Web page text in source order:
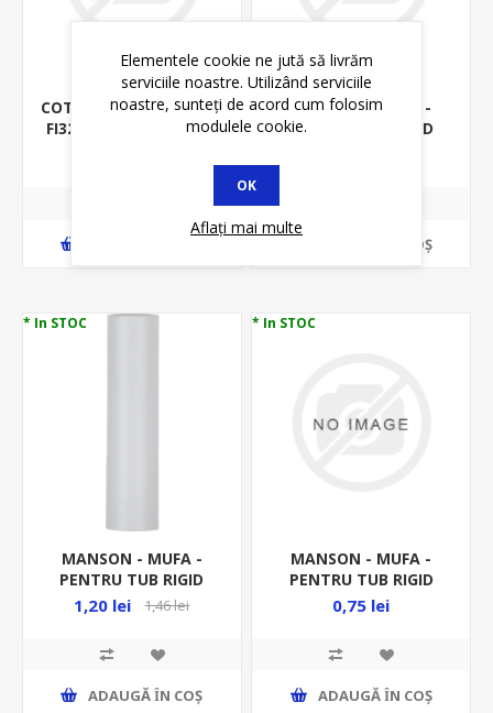
COT PENTRU TUB RIGID
FI32MM PVC - CURBA -
MANSON - MUFA -
PENTRU TUB RIGID
ADAUGĂ ȊN COŞ
* In STOC
MANSON - MUFA -
PENTRU TUB RIGID
FI16MM DX40016 -
1,20 lei 1,46 lei
ADAUGĂ ȊN COŞ
* In STOC
MANSON - MUFA -
PENTRU TUB RIGID
FI16MM PVC MD16 -
0,75 lei
ADAUGĂ ȊN COŞ
Elementele cookie ne jută să livrăm
serviciile noastre. Utilizând serviciile
noastre, sunteți de acord cum folosim
modulele cookie.
OK
Aflați mai multe